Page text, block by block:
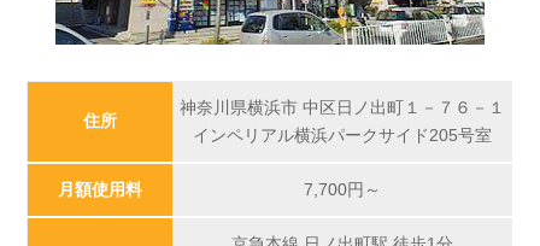
住所
神奈川県横浜市 中区日ノ出町１－７６－１
インペリアル横浜パークサイド205号室
月額使用料 7,700円～